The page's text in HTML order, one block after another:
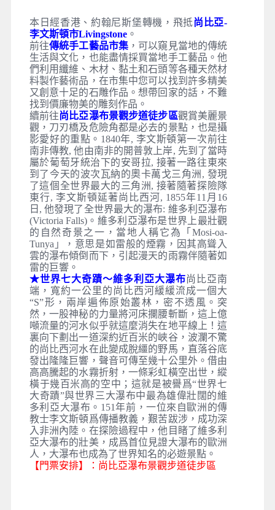
本日經香港、約翰尼斯堡轉機，飛抵尚比亞-
李文斯頓市Livingstone。
前往傳統手工藝品市集 ，可以窺見當地的傳統
生活與文化，也能盡情採買當地手工藝品。他
們利用纖維、木材、黏土和石頭等各種天然材
料製作藝術品，在市集中您可以找到許多精美
又創意十足的石雕作品。想帶回家的話，不難
找到價廉物美的雕刻作品。
續前往尚比亞瀑布景觀步道徒步區觀賞美麗景
觀，刀刃橋及危險角都是必去的景點，也是攝
影愛好的重點。1840年, 李文斯頓第一次前往
南非傳教, 他由南非的開普敦上岸, 先到了當時
屬於葡萄牙統治下的安哥拉, 接著一路往東來
到了今天的波次瓦納的奧卡萬戈三角洲, 發現
了這個全世界最大的三角洲, 接著隨著探險隊
東行, 李文斯頓延著尚比西河, 1855年11月16
日, 他發現了全世界最大的瀑布: 維多利亞瀑布
(Victoria Falls)。維多利亞瀑布是世界上最壯觀
的自然奇景之一，當地人稱它為「Mosi-oa-
Tunya」，意思是如雷般的煙霧，因其高聳入
雲的瀑布傾倒而下，引起漫天的雨霧伴隨著如
雷的巨響。
★世界七大奇蹟～維多利亞大瀑布尚比亞南
端，寬約一公里的尚比西河緩緩流成一個大
“S”形，兩岸遍佈原始叢林，密不透風。突
然，一股神秘的力量將河床攔腰斬斷，這上億
噸流量的河水似乎就這麼消失在地平線上！這
裏向下劃出一道深約近百米的峽谷，波瀾不驚
的尚比西河水在此變成脫繮的野馬，直落谷底
發出隆隆巨響，聲音可傳至幾十公里外。借由
高高騰起的水霧折射，一條彩虹橫空出世，縱
橫于幾百米高的空中；這就是被譽爲“世界七
大奇蹟”與世界三大瀑布中最為雄偉壯闊的維
多利亞大瀑布。151年前，一位來自歐洲的傳
教士李文斯頓爲傳播教義，艱苦跋涉，成功深
入非洲內陸。在探險過程中，他目睹了維多利
亞大瀑布的壯美，成爲首位見證大瀑布的歐洲
人，大瀑布也成為了世界知名的必遊景點。
【門票安排】：尚比亞瀑布景觀步道徒步區